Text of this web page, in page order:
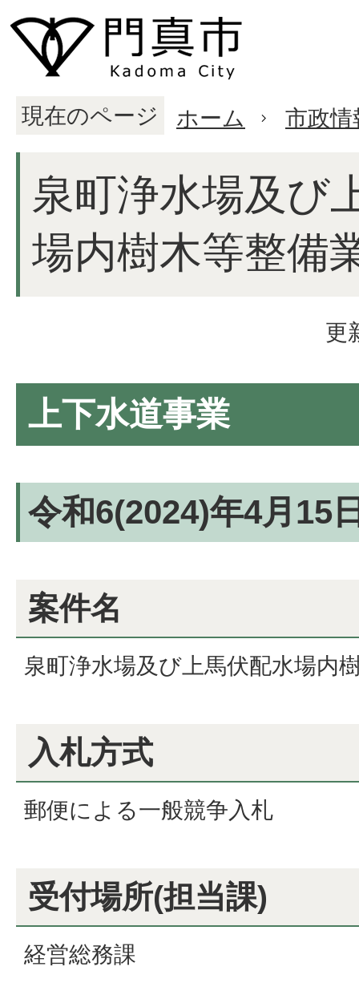
現在のページ ホーム 市政情
泉町浄水場及び
場内樹木等整備
更
上下水道事業
令和6(2024)年4月15
案件名
泉町浄水場及び上馬伏配水場内
入札方式
郵便による一般競争入札
受付場所(担当課)
経営総務課